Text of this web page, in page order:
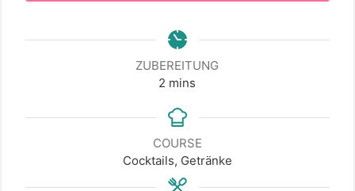
ZUBEREITUNG
2 minutes
mins
COURSE
Cocktails, Getränke